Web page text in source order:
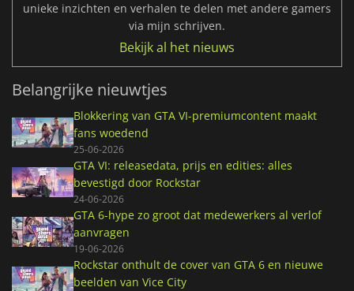
unieke inzichten en verhalen te delen met andere gamers
via mijn schrijven.
Bekijk al het nieuws
Belangrijke nieuwtjes
Blokkering van GTA VI-premiumcontent maakt
fans woedend
25-06-2026
GTA VI: releasedata, prijs en edities: alles
bevestigd door Rockstar
24-06-2026
GTA 6-hype zo groot dat medewerkers al verlof
aanvragen
19-06-2026
Rockstar onthult de cover van GTA 6 en nieuwe
beelden van Vice City